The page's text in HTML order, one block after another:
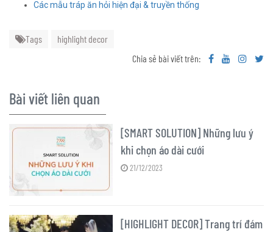
Các mẫu tráp ăn hỏi hiện đại & truyền thống
Tags
highlight decor
Chia sẻ bài viết trên:
Bài viết liên quan
[SMART SOLUTION] Những lưu ý
khi chọn áo dài cưới
21/12/2023
[HIGHLIGHT DECOR] Trang trí đám